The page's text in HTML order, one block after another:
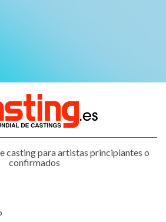
casting para artistas principiantes o
confirmados